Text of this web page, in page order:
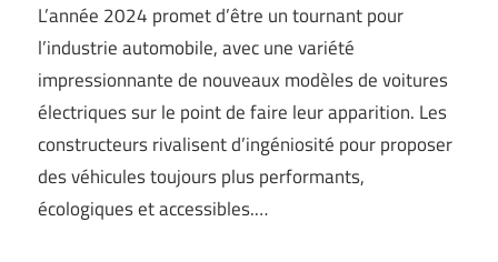
L’année 2024 promet d’être un tournant pour
l’industrie automobile, avec une variété
impressionnante de nouveaux modèles de voitures
électriques sur le point de faire leur apparition. Les
constructeurs rivalisent d’ingéniosité pour proposer
des véhicules toujours plus performants,
écologiques et accessibles.…